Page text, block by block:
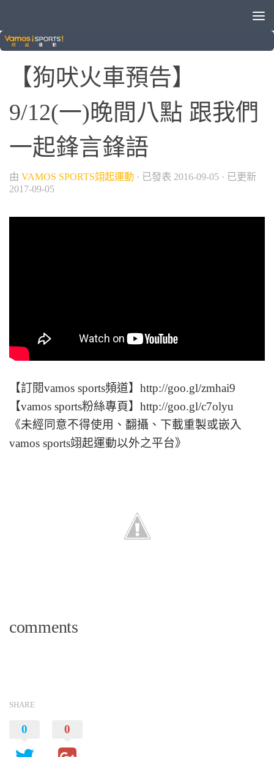
中華職棒 / 棒球
【狗吠火車預告】
9/12(一)晚間八點 跟我們
一起鋒言鋒語
由 VAMOS SPORTS翊起運動 · 已發表 2016-09-05 · 已更新
2017-09-05
【訂閱vamos sports頻道】http://goo.gl/zmhai9
【vamos sports粉絲專頁】http://goo.gl/c7olyu
《未經同意不得使用、翻攝、下載重製或嵌入
vamos sports翊起運動以外之平台》
comments
SHARE
0 0